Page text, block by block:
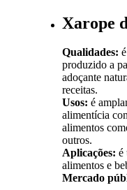
Xarope
Qualidades:
produzido a
adoçante
receitas.
Usos: é
alimentícia
alimentos
outros.
Aplicações: é
alimentos e
Mercado